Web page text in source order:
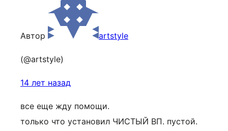
Автор artstyle
(@artstyle)
14 лет назад
все еще жду помощи.
только что установил ЧИСТЫЙ ВП. пустой.